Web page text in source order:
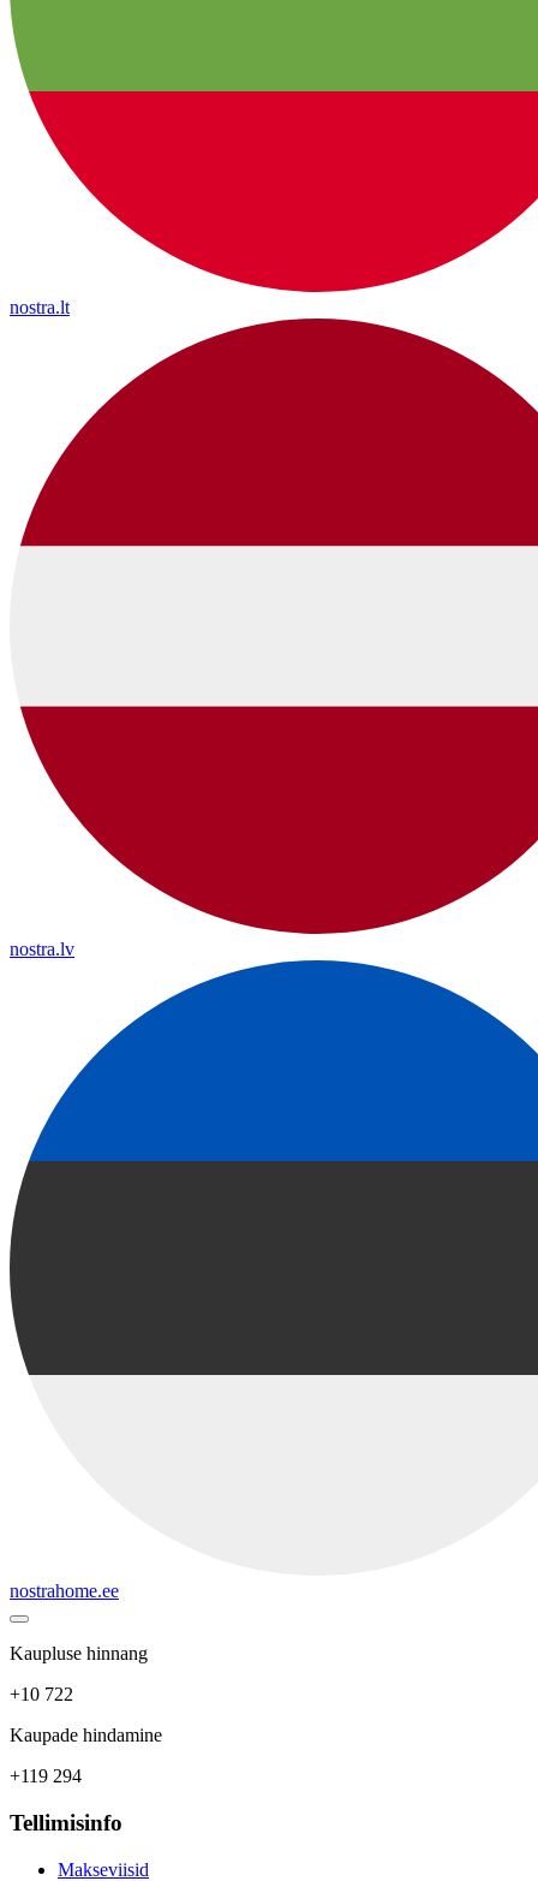
nostra.lt
nostra.lv
nostrahome.ee
Kaupluse hinnang
+10 722
Kaupade hindamine
+119 294
Tellimisinfo
Makseviisid